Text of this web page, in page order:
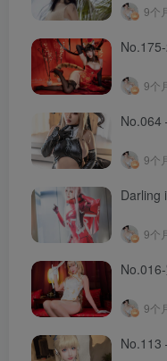
9个
9个
No.064
9个
Darling
9个
9个
No.113